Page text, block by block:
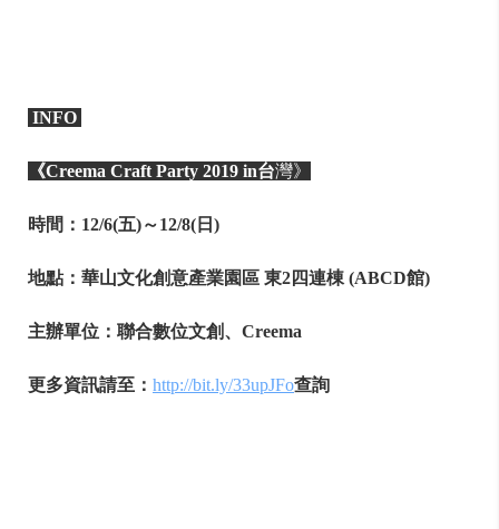
INFO
《Creema Craft Party 2019 in台灣》
時間：12/6(五)～12/8(日)
地點：華山文化創意產業園區 東2四連棟 (ABCD館)
主辦單位：聯合數位文創、Creema
更多資訊請至： http://bit.ly/33upJFo查詢